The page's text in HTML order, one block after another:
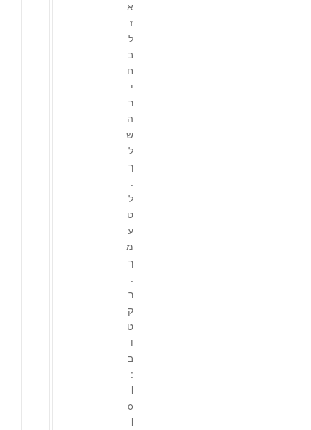
א
ז
ל
ב
ח
י
ר
ה
ש
ל
ך
.
ל
ט
ע
מ
ך
.
ר
ק
ט
ו
ב
:
l
o
l